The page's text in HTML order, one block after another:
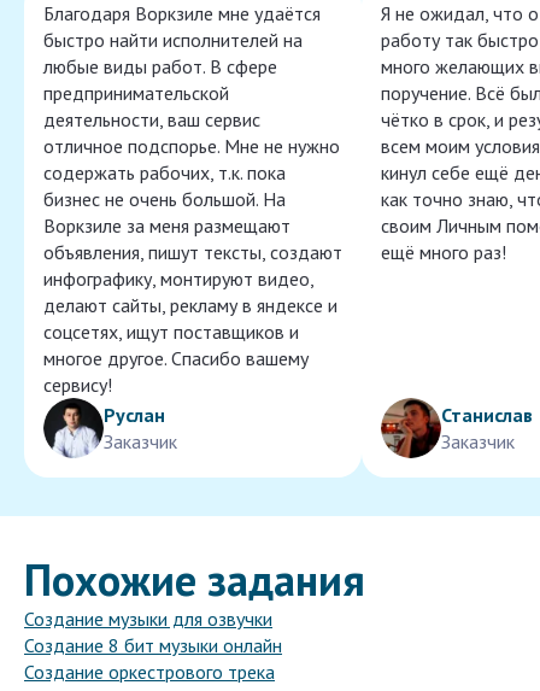
Благодаря Воркзиле мне удаётся
быстро найти исполнителей на
любые виды работ. В сфере
предпринимательской
деятельности, ваш сервис
отличное подспорье. Мне не нужно
содержать рабочих, т.к. пока
бизнес не очень большой. На
Воркзиле за меня размещают
объявления, пишут тексты, создают
инфографику, монтируют видео,
делают сайты, рекламу в яндексе и
соцсетях, ищут поставщиков и
многое другое. Спасибо вашему
сервису!
Руслан
Заказчик
Я не ожидал, что
работу так
много желающих
поручение. Всё
чётко в срок, и
всем моим
кинул себе ещё
как точно знаю,
своим Личным
ещё много раз!
Станислав
Заказчик
Похожие задания
Создание музыки для озвучки
Создание 8 бит музыки онлайн
Создание оркестрового трека